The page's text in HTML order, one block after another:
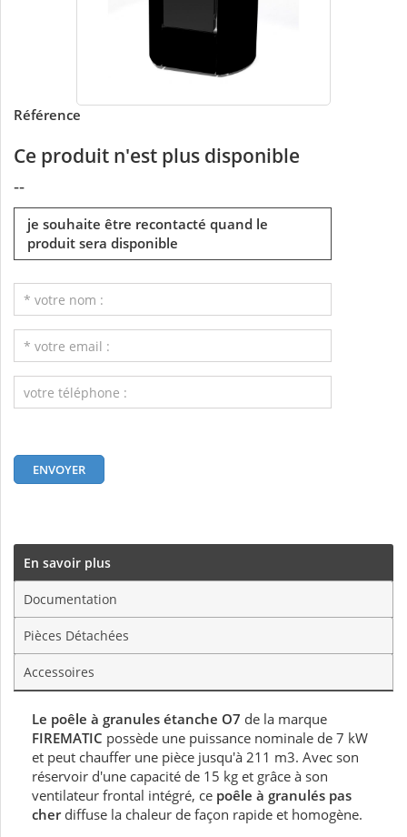
Référence
Ce produit n'est plus disponible
--
je souhaite être recontacté quand le
produit sera disponible
En savoir plus
Documentation
Pièces Détachées
Accessoires
Le poêle à granules étanche O7 de la marque
FIREMATIC possède une puissance nominale de 7 kW
et peut chauffer une pièce jusqu'à 211 m3. Avec son
réservoir d'une capacité de 15 kg et grâce à son
ventilateur frontal intégré, ce poêle à granulés pas
cher diffuse la chaleur de façon rapide et homogène.